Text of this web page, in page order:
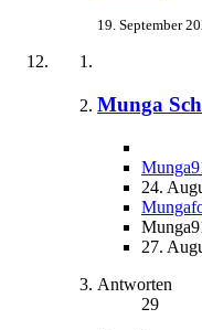
19. September
Munga
24.
27.
Antworten
29